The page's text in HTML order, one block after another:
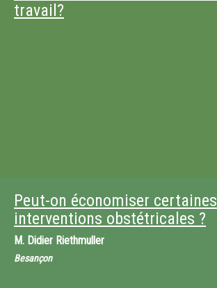
travail?
Peut-on économiser certaines
interventions obstétricales ?
M. Didier Riethmuller
Besançon